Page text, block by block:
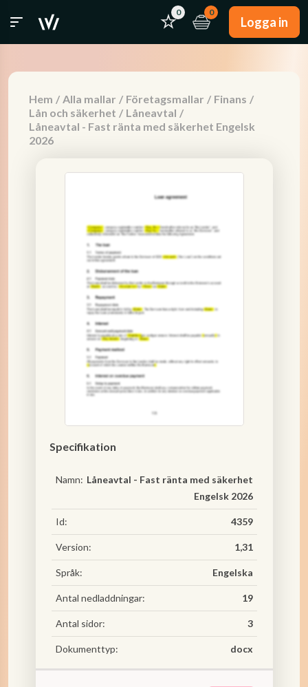
0 0
Logga in
Hem / Alla mallar / Företagsmallar / Finans /
Lån och säkerhet / Låneavtal /
Låneavtal - Fast ränta med säkerhet Engelsk
2026
Specifikation
Namn: Låneavtal - Fast ränta med säkerhet
Engelsk 2026
Id: 4359
Version: 1,31
Språk: Engelska
Antal nedladdningar: 19
Antal sidor: 3
Dokumenttyp: docx